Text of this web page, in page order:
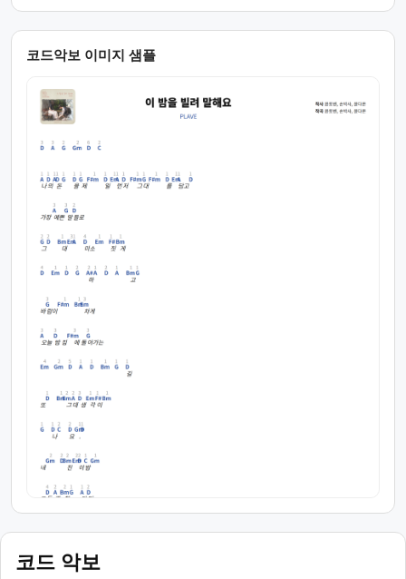
코드악보 이미지 샘플
코드 악보